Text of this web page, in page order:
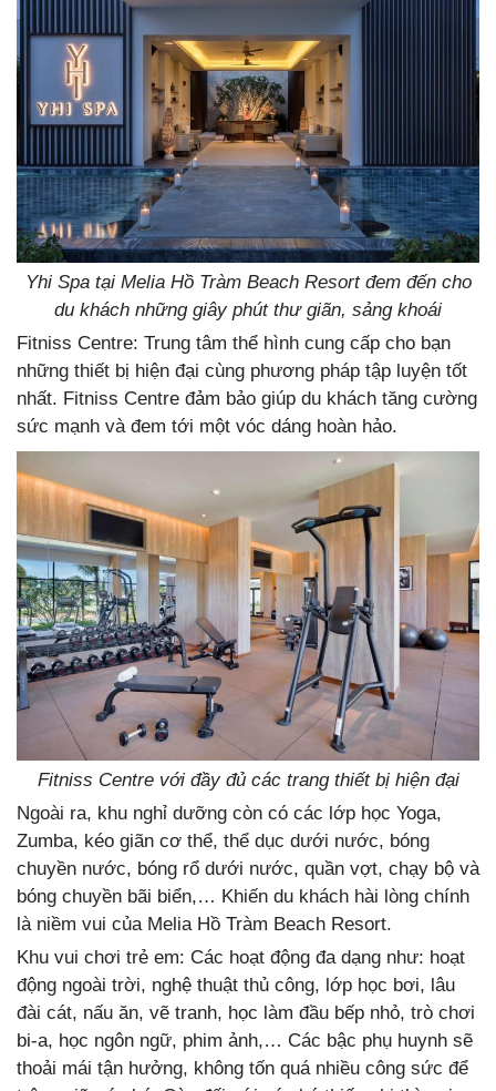
Yhi Spa tại Melia Hồ Tràm Beach Resort đem đến cho
du khách những giây phút thư giãn, sảng khoái
Fitniss Centre: Trung tâm thể hình cung cấp cho bạn
những thiết bị hiện đại cùng phương pháp tập luyện tốt
nhất. Fitniss Centre đảm bảo giúp du khách tăng cường
sức mạnh và đem tới một vóc dáng hoàn hảo.
Fitniss Centre với đầy đủ các trang thiết bị hiện đại
Ngoài ra, khu nghỉ dưỡng còn có các lớp học Yoga,
Zumba, kéo giãn cơ thể, thể dục dưới nước, bóng
chuyền nước, bóng rổ dưới nước, quần vợt, chạy bộ và
bóng chuyền bãi biển,… Khiến du khách hài lòng chính
là niềm vui của Melia Hồ Tràm Beach Resort.
Khu vui chơi trẻ em: Các hoạt động đa dạng như: hoạt
động ngoài trời, nghệ thuật thủ công, lớp học bơi, lâu
đài cát, nấu ăn, vẽ tranh, học làm đầu bếp nhỏ, trò chơi
bi-a, học ngôn ngữ, phim ảnh,… Các bậc phụ huynh sẽ
thoải mái tận hưởng, không tốn quá nhiều công sức để